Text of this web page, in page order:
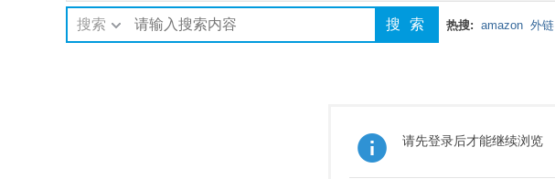
搜索 搜索 热搜: amazon 外链
请先登录后才能继续浏览